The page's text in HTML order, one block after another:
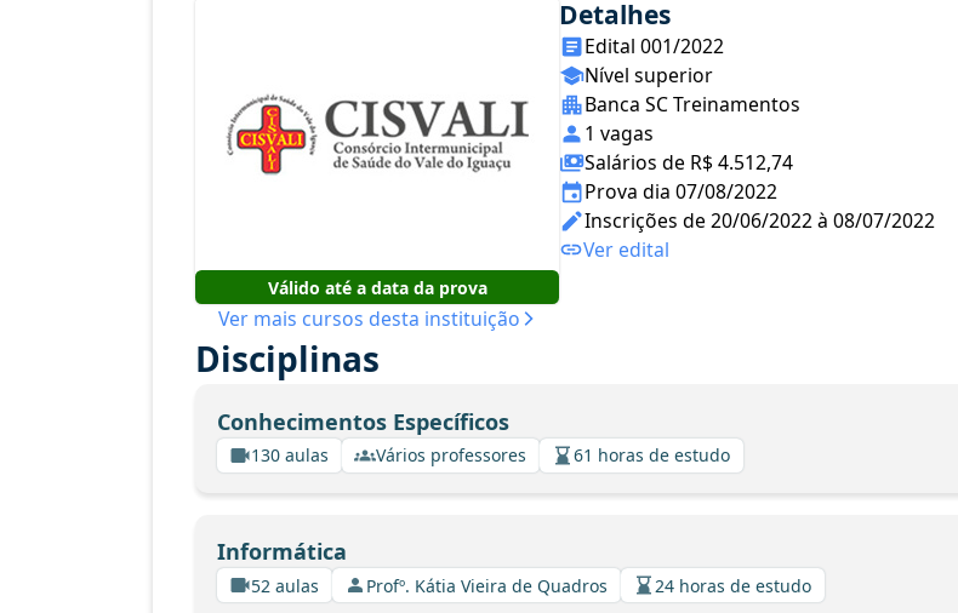
Válido até a data da prova
Ver mais cursos desta instituição
Detalhes
Edital 001/2022
Nível superior
Banca SC Treinamentos
1 vagas
Salários de R$ 4.512,74
Prova dia 07/08/2022
Inscrições de 20/06/2022 à 08/07/2022
Ver edital
Disciplinas
Conhecimentos Específicos
130 aulas Vários professores 61 horas de estudo
Informática
52 aulas Profº. Kátia Vieira de Quadros 24 horas de estudo